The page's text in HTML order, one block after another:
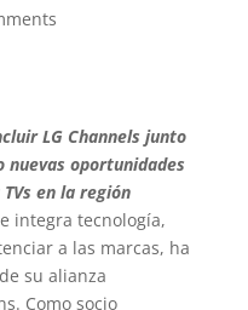
LG Channels junto
nuevas oportunidades
en la región
integra tecnología,
a las marcas, ha
su alianza
Como socio